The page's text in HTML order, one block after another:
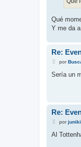
Qué
Y me da
Re:
M
n
por
Sería un
Re:
M
n
porjuniki
Al